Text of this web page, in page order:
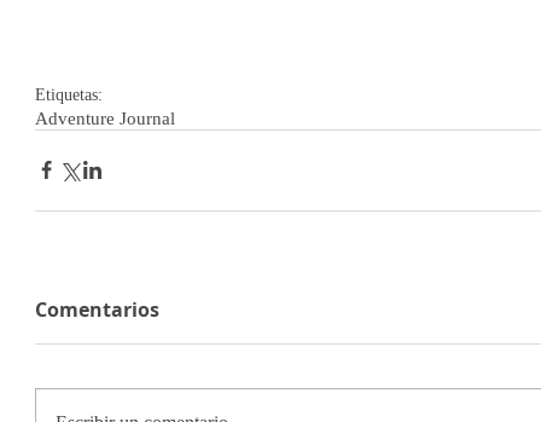
Etiquetas:
Adventure Journal
Comentarios